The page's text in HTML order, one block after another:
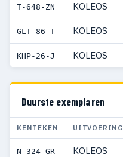
T-648-ZN KOLEOS
GLT-86-T KOLEOS
KHP-26-J KOLEOS
Duurste exemplaren
KENTEKEN UITVOERING
N-324-GR KOLEOS